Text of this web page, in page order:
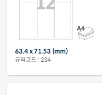
63.4 x 71.53 (mm)
규격코드 : 234